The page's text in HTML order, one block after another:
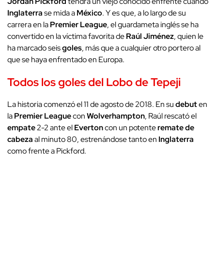
Inglaterrase mida aMéxico. Y es que, a lo largo de su
carrera en laPremier League, el guardameta inglés se ha
convertido en la víctima favorita deRaúl Jiménez, quien le
ha marcado seisgoles, más que a cualquier otro portero al
que se haya enfrentado en Europa.
Todos los goles del Lobo de Tepeji
La historia comenzó el 11 de agosto de 2018. En sudebuten
laPremier LeagueconWolverhampton, Raúl rescató el
empate2-2 ante elEvertoncon un potenteremate de
cabezaal minuto 80, estrenándose tanto en Inglaterra
como frente a Pickford.